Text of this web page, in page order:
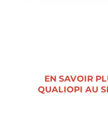
EN SAVOIR
QUALIOPI AU